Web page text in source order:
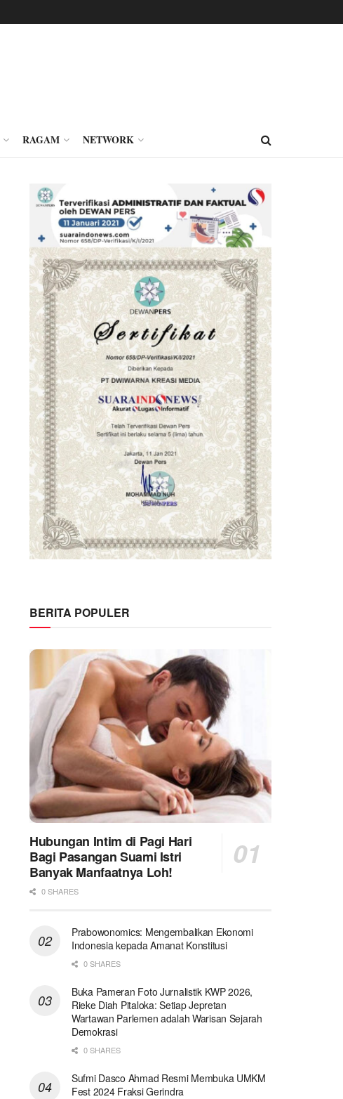
RAGAM NETWORK
BERITA POPULER
Hubungan Intim di Pagi Hari
Bagi Pasangan Suami Istri
Banyak Manfaatnya Loh!
0 SHARES
Prabowonomics: Mengembalikan Ekonomi
Indonesia kepada Amanat Konstitusi
0 SHARES
Buka Pameran Foto Jurnalistik KWP 2026,
Rieke Diah Pitaloka: Setiap Jepretan
Wartawan Parlemen adalah Warisan Sejarah
Demokrasi
0 SHARES
Sufmi Dasco Ahmad Resmi Membuka UMKM
Fest 2024 Fraksi Gerindra